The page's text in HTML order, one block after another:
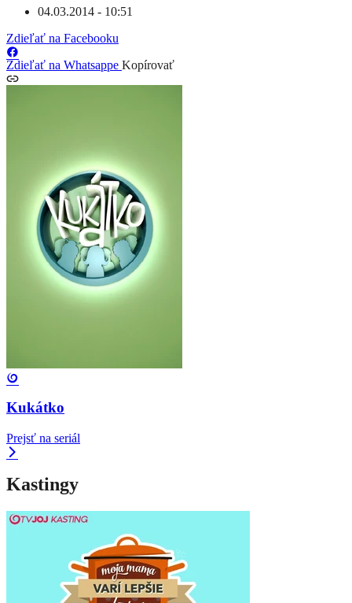
04.03.2014 - 10:51
Zdieľať na Facebooku
Zdieľať na Whatsappe Kopírovať
Kukátko
Prejsť na seriál
Kastingy